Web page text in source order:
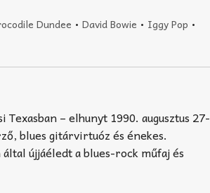
Dundee •David Bowie • Iggy Pop •
– elhunyt 1990. augusztus 27-
blues gitárvirtuóz és énekes.
újjáéledt a blues-rock műfaj és